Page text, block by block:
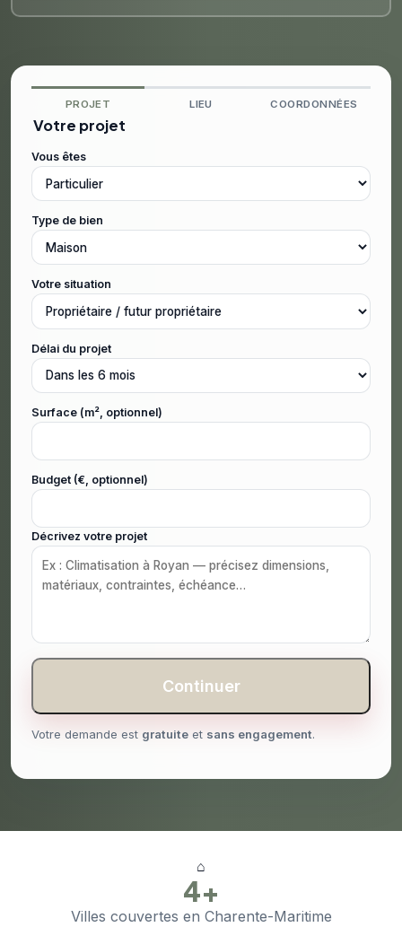
PROJET LIEU COORDONNÉES
Votre projet
Vous êtes
Type de bien
Votre situation
Délai du projet
Surface (m², optionnel)
Budget (€, optionnel)
Décrivez votre projet
Continuer
Votre demande est gratuite et sans engagement.
⌂
4+
Villes couvertes en Charente-Maritime